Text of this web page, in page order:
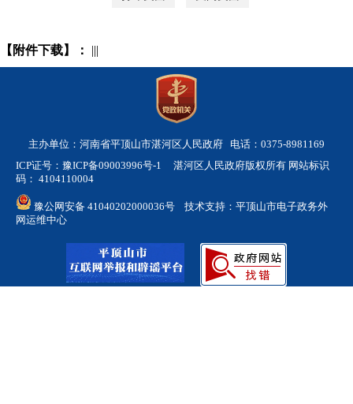
【附件下载】： |||
主办单位：河南省平顶山市湛河区人民政府 电话：0375-8981169
ICP证号：豫ICP备09003996号-1 湛河区人民政府版权所有 网站标识
码： 4104110004
豫公网安备 41040202000036号
技术支持：平顶山市电子政务外
网运维中心